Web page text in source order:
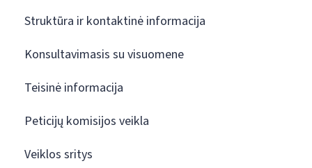
Struktūra ir kontaktinė informacija
Konsultavimasis su visuomene
Teisinė informacija
Peticijų komisijos veikla
Veiklos sritys